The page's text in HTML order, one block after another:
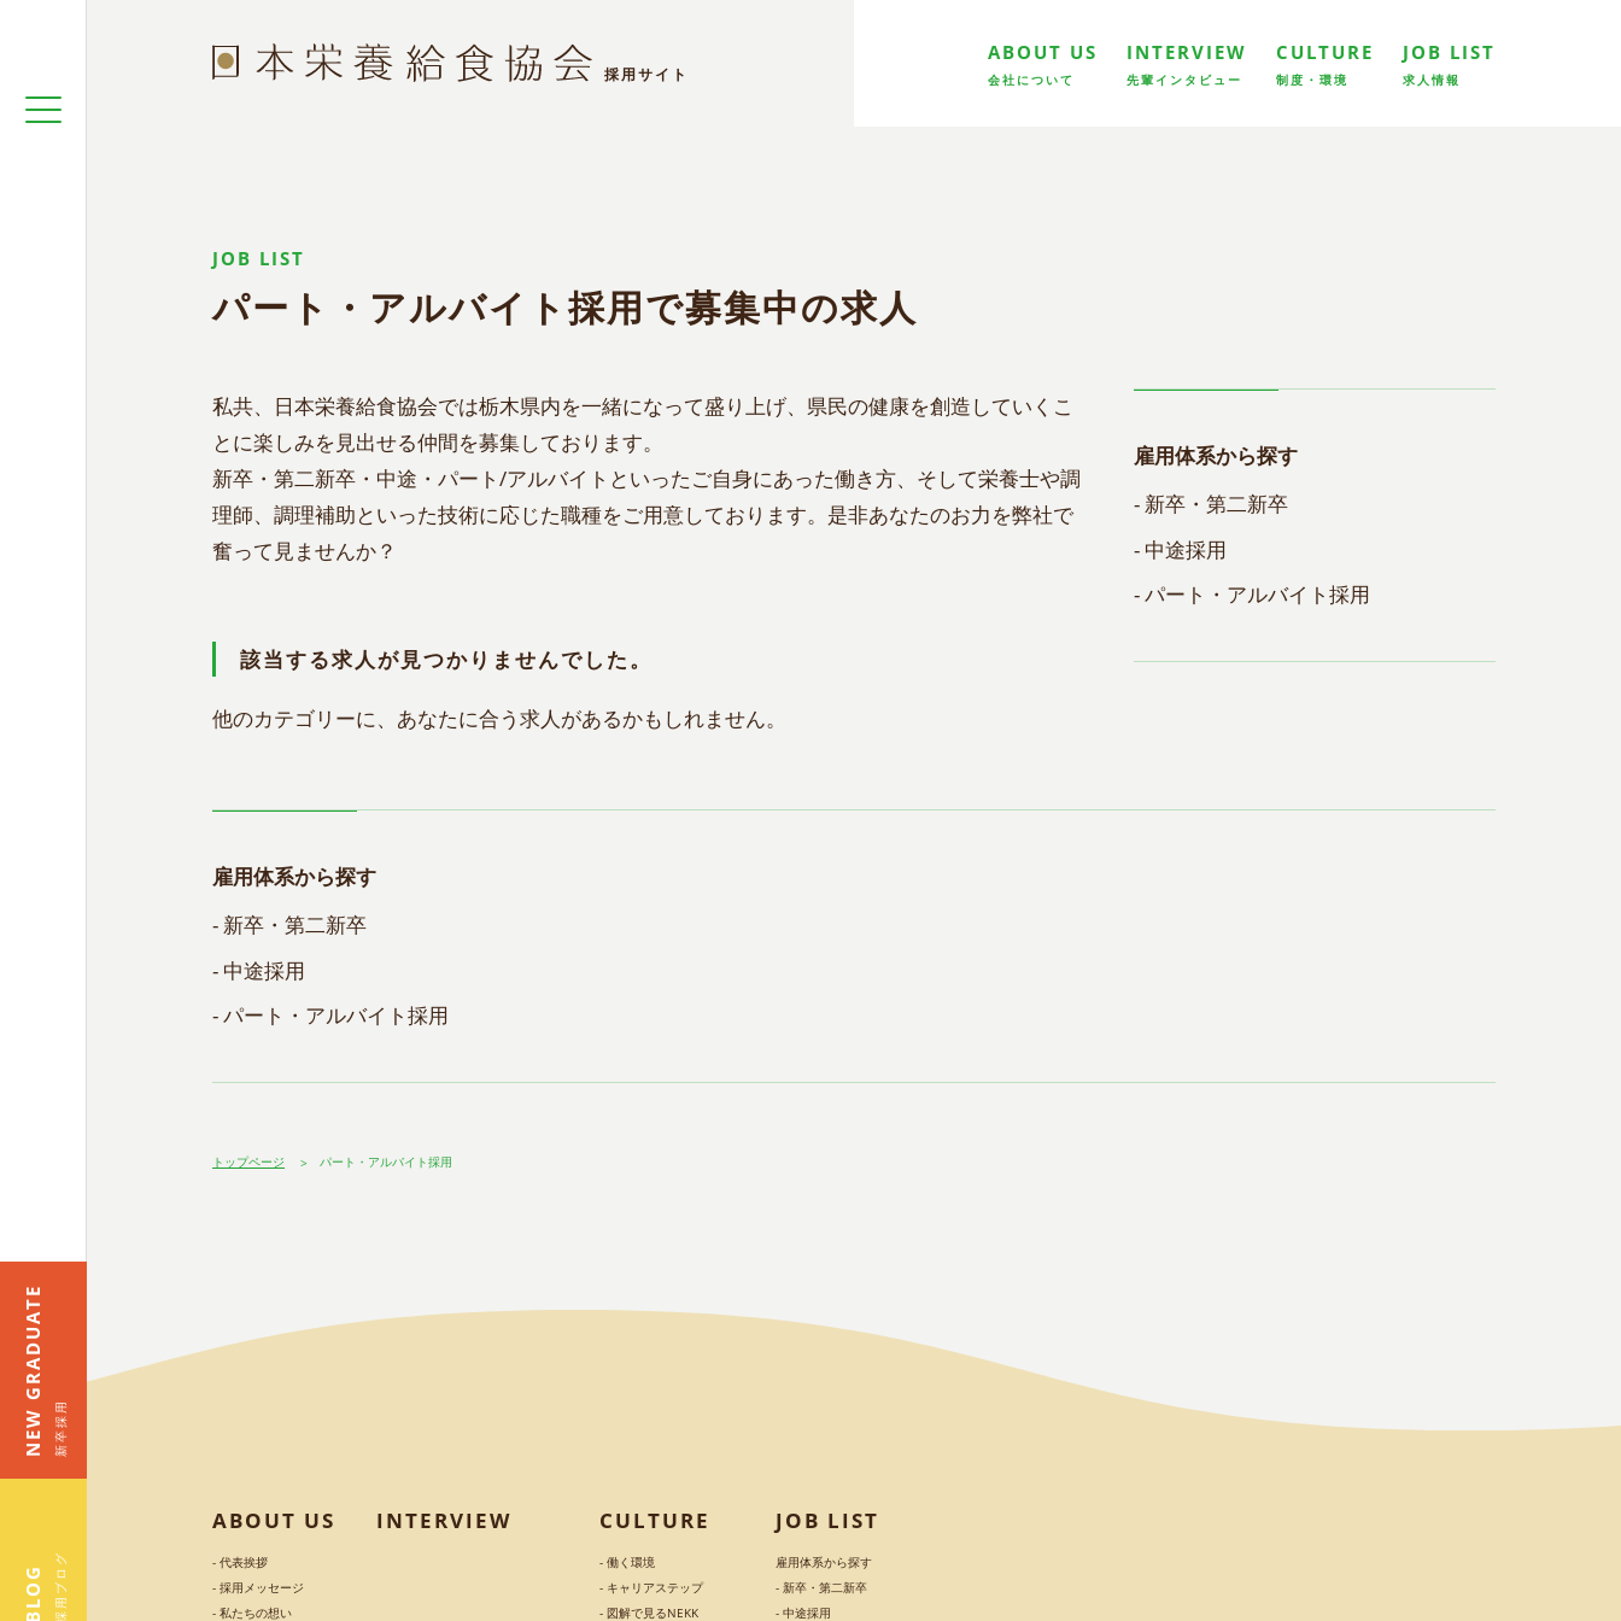
BLOG 採用ブログ
NEW GRADUATE 新卒採用
ABOUT US
会社について
INTERVIEW
先輩インタビュー
CULTURE
制度・環境
JOB LIST
求人情報
JOB LIST
パート・アルバイト採用で募集中の求人
私共、日本栄養給食協会では栃木県内を一緒になって盛り上げ、県民の健康を創造していくこ
とに楽しみを見出せる仲間を募集しております。
新卒・第二新卒・中途・パート/アルバイトといったご自身にあった働き方、そして栄養士や調
理師、調理補助といった技術に応じた職種をご用意しております。是非あなたのお力を弊社で
奮って見ませんか？
該当する求人が見つかりませんでした。
他のカテゴリーに、あなたに合う求人があるかもしれません。
雇用体系から探す
- 新卒・第二新卒
- 中途採用
- パート・アルバイト採用
雇用体系から探す
- 新卒・第二新卒
- 中途採用
- パート・アルバイト採用
トップページ パート・アルバイト採用
ABOUT US
- 代表挨拶
- 採用メッセージ
- 私たちの想い
INTERVIEW CULTURE
- 働く環境
- キャリアステップ
- 図解で見るNEKK
JOB LIST
雇用体系から探す
- 新卒・第二新卒
- 中途採用